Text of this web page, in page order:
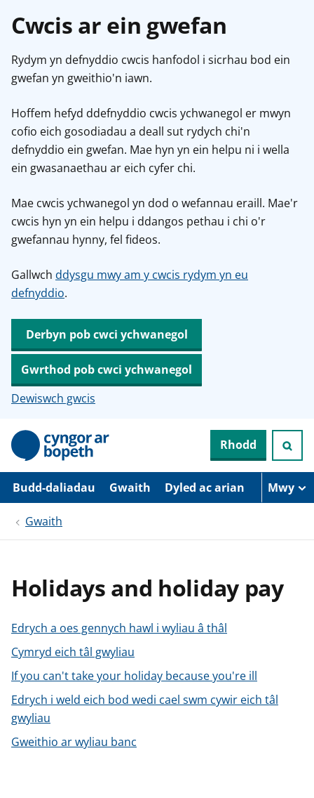
Cwcis ar ein gwefan
Rydym yn defnyddio cwcis hanfodol i sicrhau bod ein
gwefan yn gweithio'n iawn.
Hoffem hefyd ddefnyddio cwcis ychwanegol er mwyn
cofio eich gosodiadau a deall sut rydych chi'n
defnyddio ein gwefan. Mae hyn yn ein helpu ni i wella
ein gwasanaethau ar eich cyfer chi.
Mae cwcis ychwanegol yn dod o wefannau eraill. Mae'r
cwcis hyn yn ein helpu i ddangos pethau i chi o'r
gwefannau hynny, fel fideos.
Gallwch ddysgu mwy am y cwcis rydym yn eu
defnyddio.
Derbyn pob cwci ychwanegol
Gwrthod pob cwci ychwanegol
Dewiswch gwcis
N
d
r
n
w
Rhodd
Budd-daliadau Gwaith Dyled ac arian Mwy
Gwaith
Holidays and holiday pay
Edrych a oes gennych hawl i wyliau â thâl
Cymryd eich tâl gwyliau
If you can't take your holiday because you're ill
Edrych i weld eich bod wedi cael swm cywir eich tâl
gwyliau
Gweithio ar wyliau banc